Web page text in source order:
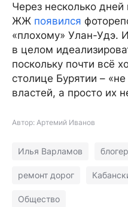
Через несколько дней
ЖЖ появился
«плохому» Улан-Удэ.
в целом
поскольку почти всё
столице Бурятии –
властей, а просто их
Автор: Артемий Иванов
Илья Варламов
ремонт дорог
Общество